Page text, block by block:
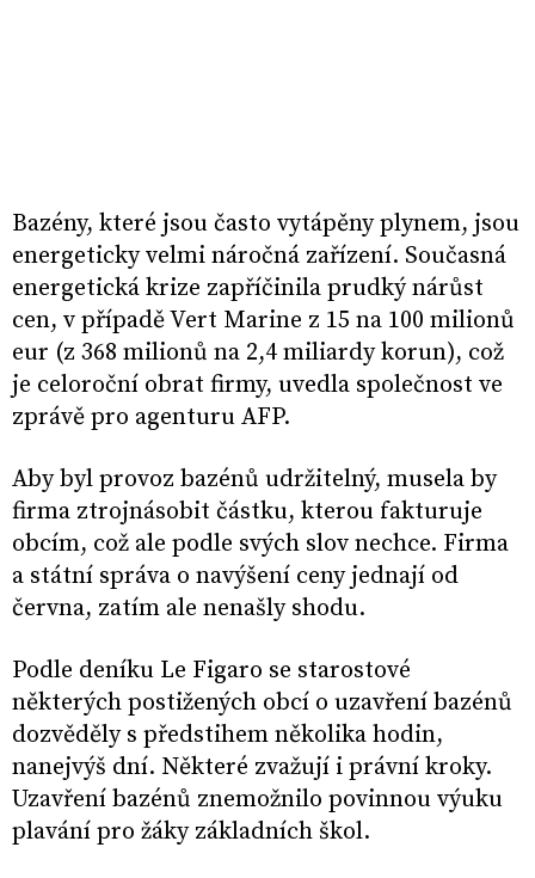
Bazény, které jsou často vytápěny plynem, jsou
energeticky velmi náročná zařízení. Současná
energetická krize zapříčinila prudký nárůst
cen, v případě Vert Marine z 15 na 100 milionů
eur (z 368 milionů na 2,4 miliardy korun), což
je celoroční obrat firmy, uvedla společnost ve
zprávě pro agenturu AFP.
Aby byl provoz bazénů udržitelný, musela by
firma ztrojnásobit částku, kterou fakturuje
obcím, což ale podle svých slov nechce. Firma
a státní správa o navýšení ceny jednají od
června, zatím ale nenašly shodu.
Podle deníku Le Figaro se starostové
některých postižených obcí o uzavření bazénů
dozvěděly s předstihem několika hodin,
nanejvýš dní. Některé zvažují i právní kroky.
Uzavření bazénů znemožnilo povinnou výuku
plavání pro žáky základních škol.